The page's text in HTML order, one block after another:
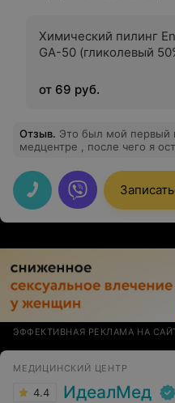
Химический пилинг
GA-50 (гликолевый
от 69 руб.
Отзыв. Это был мой первый
медцентре , после чего я
своего дела!
ЭФФЕКТИВНАЯ РЕКЛАМА НА
МЕДИЦИНСКИЙ ЦЕНТР
4.4 ИдеалМед